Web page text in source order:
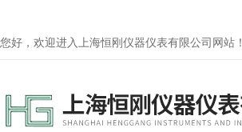
您好，欢迎进入上海恒刚仪器仪表有限公司网站！